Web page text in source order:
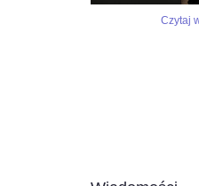
do
mistrzostwo
Czytaj